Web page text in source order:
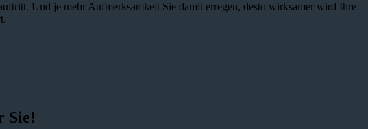
Und je mehr Aufmerksamkeit Sie damit erregen, desto wirksamer wird Ihre
Sie!